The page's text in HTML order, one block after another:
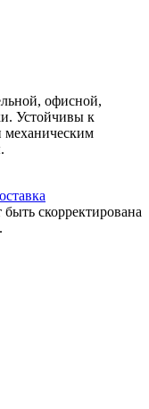
офисной,
Устойчивы к
механическим
скорректирована